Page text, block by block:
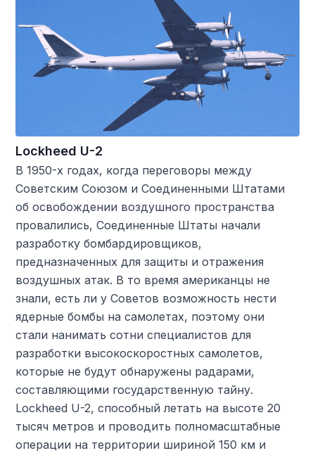
Lockheed U-2
В 1950-х годах, когда переговоры между
Советским Союзом и Соединенными Штатами
об освобождении воздушного пространства
провалились, Соединенные Штаты начали
разработку бомбардировщиков,
предназначенных для защиты и отражения
воздушных атак. В то время американцы не
знали, есть ли у Советов возможность нести
ядерные бомбы на самолетах, поэтому они
стали нанимать сотни специалистов для
разработки высокоскоростных самолетов,
которые не будут обнаружены радарами,
составляющими государственную тайну.
Lockheed U-2, способный летать на высоте 20
тысяч метров и проводить полномасштабные
операции на территории шириной 150 км и